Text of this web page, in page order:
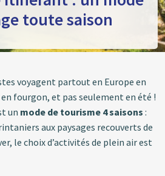
toute saison
voyagent partout en Europe en
fourgon, et pas seulement en été !
un mode de tourisme 4 saisons :
aux paysages recouverts de
le choix d’activités de plein air est